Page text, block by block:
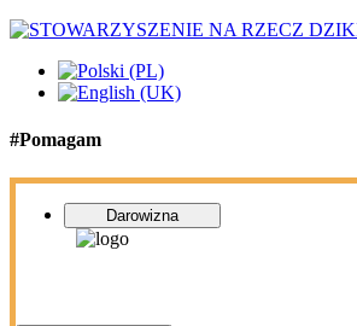
#Pomagam
Darowizna